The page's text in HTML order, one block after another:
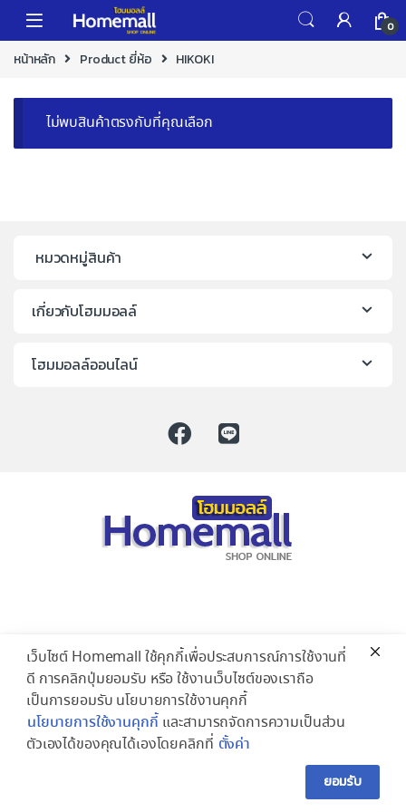
Skip to navigation
Skip to content
0
หน้าหลัก Product ยี่ห้อ HIKOKI
ไม่พบสินค้าตรงกับที่คุณเลือก
หมวดหมู่สินค้า
เกี่ยวกับโฮมมอลล์
โฮมมอลล์ออนไลน์
เว็บไซต์ Homemall ใช้คุกกี้เพื่อประสบการณ์การใช้งานที่
ดี การคลิกปุ่มยอมรับ หรือ ใช้งานเว็บไซต์ของเราถือ
เป็นการยอมรับ นโยบายการใช้งานคุกกี้
นโยบายการใช้งานคุกกี้ และสามารถจัดการความเป็นส่วน
ตัวเองได้ของคุณได้เองโดยคลิกที่ ตั้งค่า
ยอมรับ